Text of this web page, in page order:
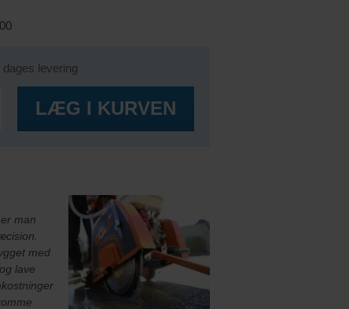
levering
LÆG I KURVEN
man
med
lave